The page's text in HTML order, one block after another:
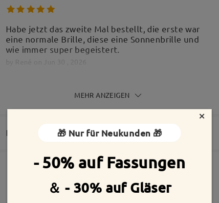
Habe jetzt das zweite Mal bestellt, die erste war
eine normale Brille, diese eine Sonnenbrille und
wie immer super begeistert.
Alle Bewertungen
Bewertung schreiben
MEHR ANZEIGEN
Lieferung
Die Bestellung wurde aufgegeben
Inklusive kostenloser kratzfester Beschichtung der Gläser
30 Tage Umtausch- und Geld-zurück-Garantie
×
🎁 Nur für Neukunden 🎁
- 50% auf Fassungen
＆ - 30% auf Gläser